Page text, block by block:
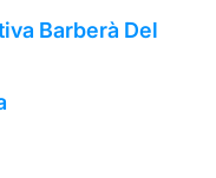
Barberà Del